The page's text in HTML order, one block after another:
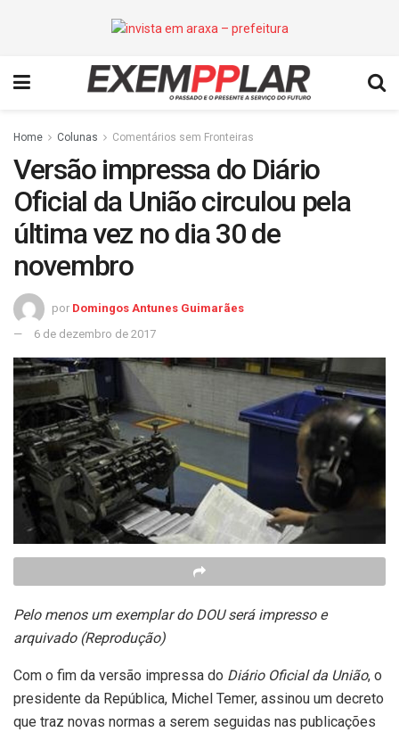
Home Colunas Comentários sem Fronteiras
Versão impressa do Diário
Oficial da União circulou pela
última vez no dia 30 de
novembro
por Domingos Antunes Guimarães
6 de dezembro de 2017
Pelo menos um exemplar do DOU será impresso e
arquivado (Reprodução)
Com o fim da versão impressa do Diário Oficial da União, o
presidente da República, Michel Temer, assinou um decreto
que traz novas normas a serem seguidas nas publicações